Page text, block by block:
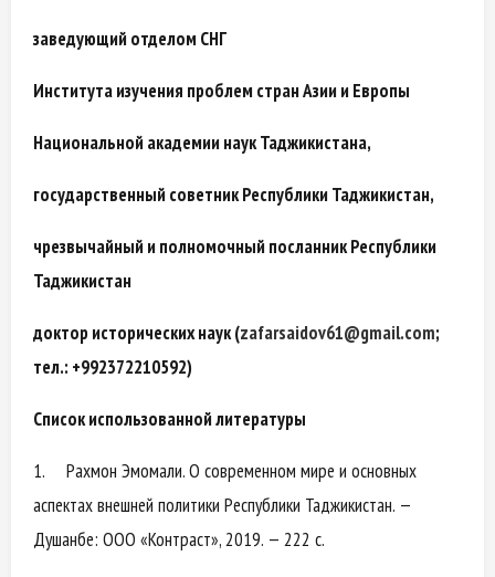
заведующий отделом СНГ
Института изучения проблем стран Азии и Европы
Национальной академии наук Таджикистана,
государственный советник Республики Таджикистан,
чрезвычайный и полномочный посланник Республики
Таджикистан
доктор исторических наук (zafarsaidov61@gmail.com;
тел.: +992372210592)
Список использованной литературы
1. Рахмон Эмомали. О современном мире и основных
аспектах внешней политики Республики Таджикистан. —
Душанбе: ООО «Контраст», 2019. — 222 с.